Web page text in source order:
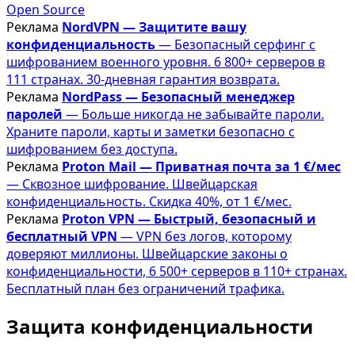
Open Source
Реклама NordVPN — Защитите вашу
конфиденциальность— Безопасный серфинг с
шифрованием военного уровня. 6 800+ серверов в
111 странах. 30-дневная гарантия возврата.
Реклама NordPass — Безопасный менеджер
паролей — Больше никогда не забывайте пароли.
Храните пароли, карты и заметки безопасно с
шифрованием без доступа.
Реклама Proton Mail — Приватная почта за 1 €/мес
— Сквозное шифрование. Швейцарская
конфиденциальность. Скидка 40%, от 1 €/мес.
Реклама Proton VPN — Быстрый, безопасный и
бесплатный VPN — VPN без логов, которому
доверяют миллионы. Швейцарские законы о
конфиденциальности, 6 500+ серверов в 110+ странах.
Бесплатный план без ограничений трафика.
Защита конфиденциальности